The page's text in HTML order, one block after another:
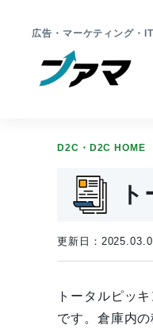
広告・マーケティング・
D2C・D2C HOME
更新日：
トータルピッ
です。倉庫内